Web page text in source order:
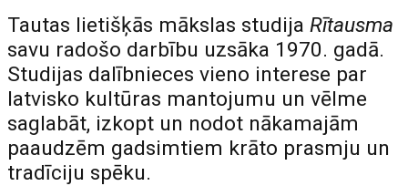
Tautas lietišķās mākslas studijaRītausma
savu radošo darbību uzsāka 1970. gadā.
Studijas dalībnieces vieno interese par
latvisko kultūras mantojumu un vēlme
saglabāt, izkopt un nodot nākamajām
paaudzēm gadsimtiem krāto prasmju un
tradīciju spēku.